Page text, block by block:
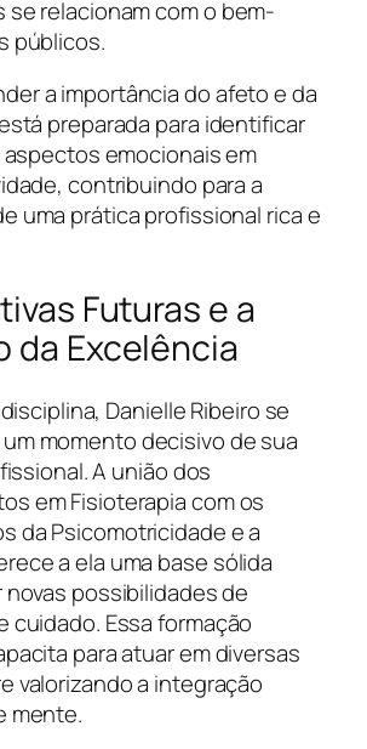
relacionam com o bem-
públicos.
a importância do afeto e da
preparada para identificar
aspectos emocionais em
contribuindo para a
uma prática profissional rica e
Futuras e a
da Excelência
Danielle Ribeiro se
momento decisivo de sua
A união dos
em Fisioterapia com os
da Psicomotricidade e a
a ela uma base sólida
novas possibilidades de
cuidado. Essa formação
para atuar em diversas
valorizando a integração
mente.